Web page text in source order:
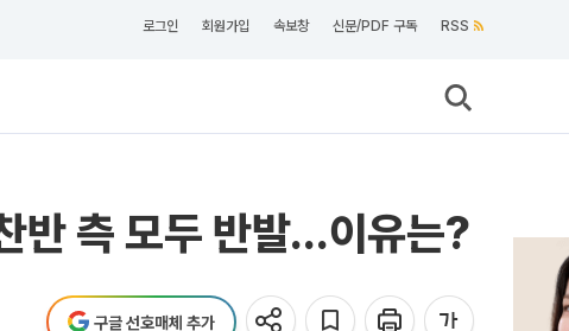
로그인 회원가입 속보창 신문/PDF 구독 RSS
반 측 모두 반발…이유는?
구글 선호매체 추가